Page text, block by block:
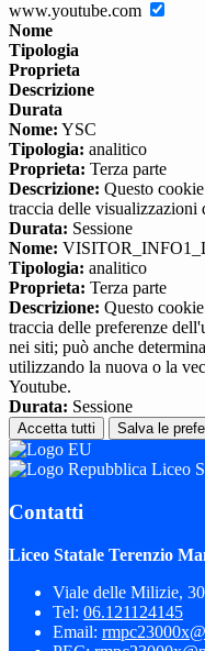
www.youtube.com
Nome
Tipologia
Proprieta
Descrizione
Durata
Nome: YSC
Tipologia: analitico
Proprieta: Terza parte
Descrizione: Questo
traccia delle visualizzazioni
Durata: Sessione
Nome:
Tipologia: analitico
Proprieta: Terza parte
Descrizione: Questo
traccia delle preferenze
nei siti; può anche
utilizzando la nuova o la
Youtube.
Durata: Sessione
Accetta tutti Salva le
Liceo
Contatti
Liceo Statale Terenzio
Viale delle Milizie,
Tel: 06.121124145
Email: